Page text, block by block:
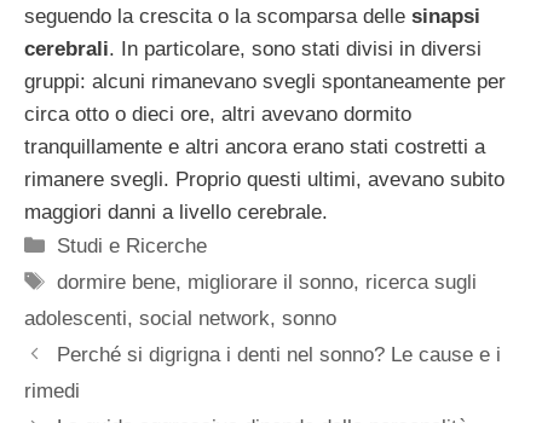
seguendo la crescita o la scomparsa delle sinapsi
cerebrali. In particolare, sono stati divisi in diversi
gruppi: alcuni rimanevano svegli spontaneamente per
circa otto o dieci ore, altri avevano dormito
tranquillamente e altri ancora erano stati costretti a
rimanere svegli. Proprio questi ultimi, avevano subito
maggiori danni a livello cerebrale.
Categorie
Studi e Ricerche
Tag
dormire bene, migliorare il sonno, ricerca sugli
adolescenti, social network, sonno
Perché si digrigna i denti nel sonno? Le cause e i
rimedi